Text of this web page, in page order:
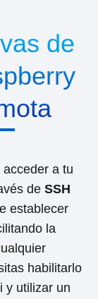
de
a tu
de SSH
establecer
la
habilitarlo
y utilizar un